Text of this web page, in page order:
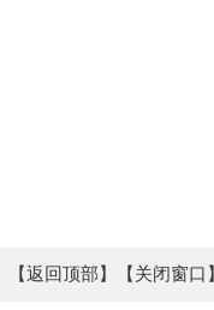
【返回顶部】 【关闭窗口】